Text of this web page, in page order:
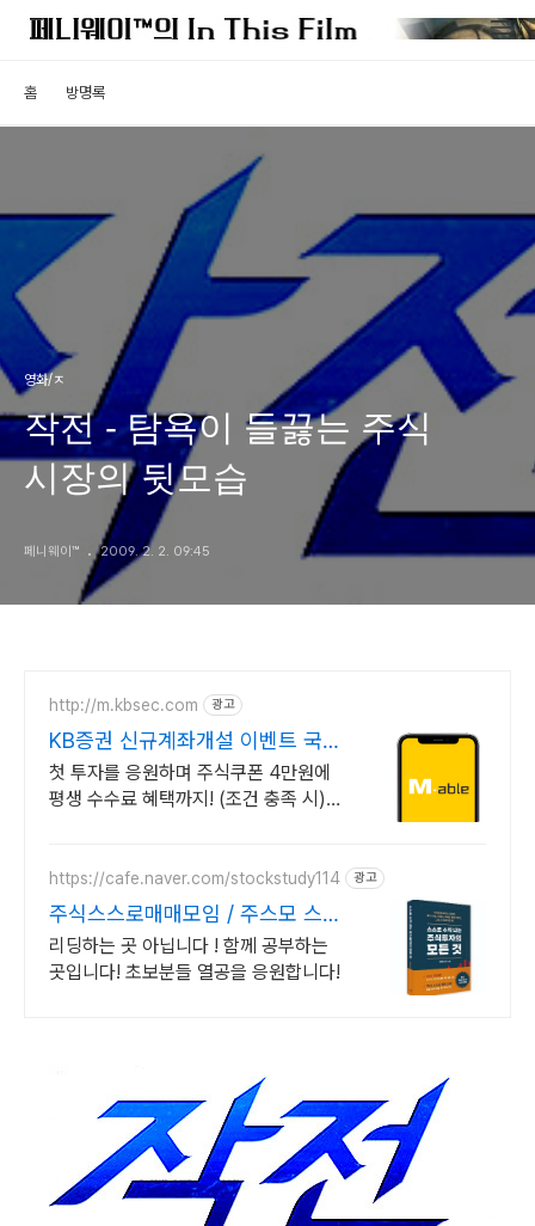
홈 방명록
영화/ㅈ
작전 - 탐욕이 들끓는 주식
시장의 뒷모습
페니웨이™ 2009. 2. 2. 09:45
http://m.kbsec.com 광고
KB증권 신규계좌개설 이벤트 국내
주식쿠폰 최대 5만원
첫 투자를 응원하며 주식쿠폰 4만원에
평생 수수료 혜택까지! (조건 충족 시)
https://cafe.naver.com/stockstudy114 광고
주식스스로매매모임 / 주스모 스스
로 공부법을 배웁니다 !
리딩하는 곳 아닙니다 ! 함께 공부하는
곳입니다! 초보분들 열공을 응원합니다!